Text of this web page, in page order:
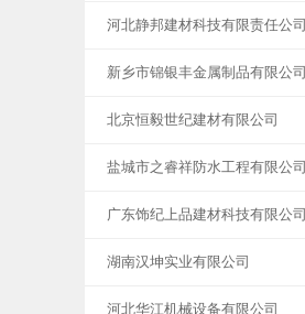
河北静邦建材科技有限责任公司
新乡市锦银丰金属制品有限公司
北京恒毅世纪建材有限公司
盐城市之睿祥防水工程有限公司
广东饰纪上品建材科技有限公司
湖南汉坤实业有限公司
河北华江机械设备有限公司